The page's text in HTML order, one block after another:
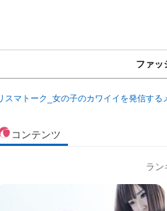
ファッ
スマトーク_女の子のカワイイを発信する
コンテンツ
ラン